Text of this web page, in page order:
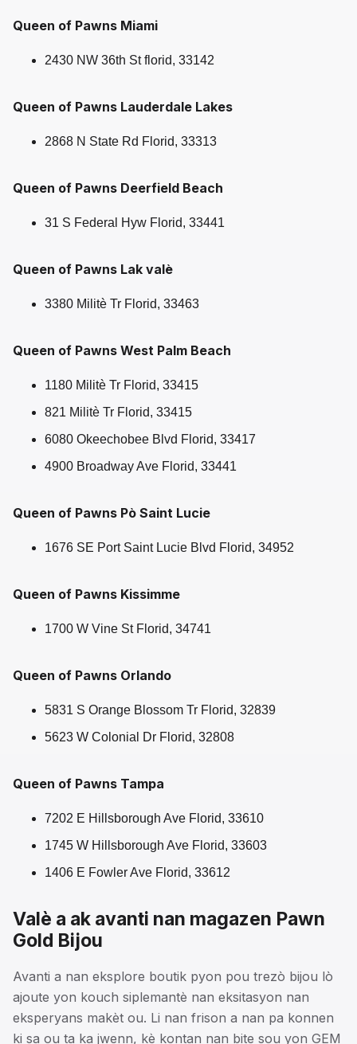
Queen of Pawns Miami
2430 NW 36th St florid, 33142
Queen of Pawns Lauderdale Lakes
2868 N State Rd Florid, 33313
Queen of Pawns Deerfield Beach
31 S Federal Hyw Florid, 33441
Queen of Pawns Lak valè
3380 Militè Tr Florid, 33463
Queen of Pawns West Palm Beach
1180 Militè Tr Florid, 33415
821 Militè Tr Florid, 33415
6080 Okeechobee Blvd Florid, 33417
4900 Broadway Ave Florid, 33441
Queen of Pawns Pò Saint Lucie
1676 SE Port Saint Lucie Blvd Florid, 34952
Queen of Pawns Kissimme
1700 W Vine St Florid, 34741
Queen of Pawns Orlando
5831 S Orange Blossom Tr Florid, 32839
5623 W Colonial Dr Florid, 32808
Queen of Pawns Tampa
7202 E Hillsborough Ave Florid, 33610
1745 W Hillsborough Ave Florid, 33603
1406 E Fowler Ave Florid, 33612
Valè a ak avanti nan magazen Pawn
Gold Bijou
Avanti a nan eksplore boutik pyon pou trezò bijou lò
ajoute yon kouch siplemantè nan eksitasyon nan
eksperyans makèt ou. Li nan frison a nan pa konnen
ki sa ou ta ka jwenn, kè kontan nan bite sou yon GEM